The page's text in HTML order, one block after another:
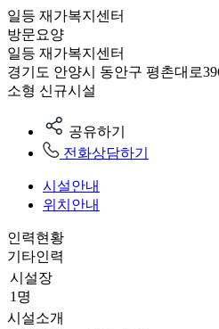
일등 재가복지센터
방문요양
일등 재가복지센터
경기도 안양시 동안구 평촌대로
소형 신규시설
공유하기
전화상담하기
시설안내
위치안내
인력현황
기타인력
시설장
1명
시설소개